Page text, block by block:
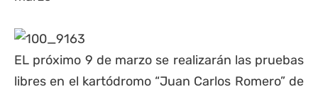
EL próximo 9 de marzo se realizarán las pruebas
libres en el kartódromo “Juan Carlos Romero” de